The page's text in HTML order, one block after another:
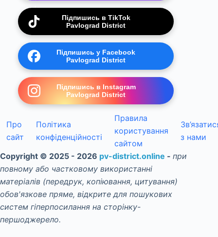
Підпишись в TikTok
Pavlograd District
Підпишись у Facebook
Pavlograd District
Підпишись в Instagram
Pavlograd District
Про
сайт
Політика
конфіденційності
Правила
користування
сайтом
з нами
Copyright © 2025 - 2026 pv-district.online - при
повному або частковому використанні
матеріалів (передрук, копіювання, цитування)
обов'язкове пряме, відкрите для пошукових
систем гіперпосилання на сторінку-
першоджерело.